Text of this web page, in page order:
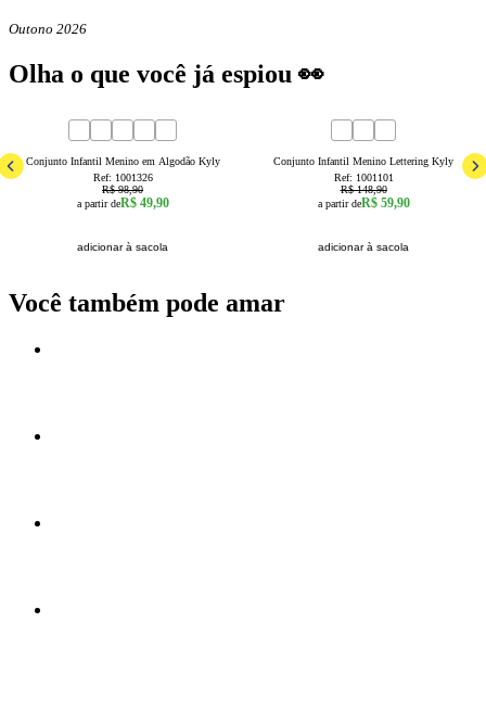
Outono 2026
Olha o que você já espiou 👀
% OFF
Conjunto Infantil Menino em Algodão Kyly
Ref: 1001326
R$ 98,90
a partir deR$ 49,90
adicionar à sacola
Conjunto Infantil Menino Lettering Kyly
Ref: 1001101
R$ 148,90
a partir deR$ 59,90
adicionar à sacola
Você também pode amar